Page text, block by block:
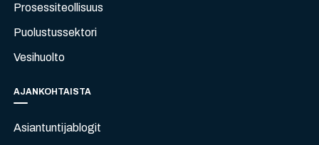
Prosessiteollisuus
Puolustussektori
Vesihuolto
AJANKOHTAISTA
Asiantuntijablogit